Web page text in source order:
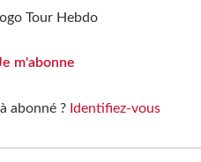
m'abonne
abonné ? Identifiez-vous